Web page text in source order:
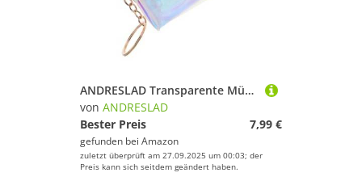
ANDRESLAD Transparente Münzbörse Schlüsselanhänger Holografisch Irideszent Kleine Geldbörse Damen Portemonnaie Mini Wallet für Karten und Münzen Leicht Tragbar Alltag Schule
von ANDRESLAD
Bester Preis
7,99 €
gefunden bei Amazon
zuletzt überprüft am 27.09.2025 um 00:03; der
Preis kann sich seitdem geändert haben.